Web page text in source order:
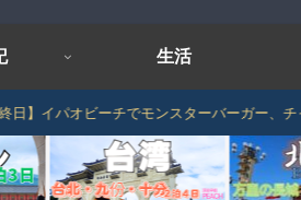
生活
でモンスターバーガー、チャモロプレー